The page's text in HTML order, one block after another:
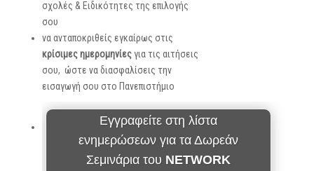
σχολές & Ειδικότητες της επιλογής
σου
να ανταποκριθείς εγκαίρως στις
κρίσιμες ημερομηνίεςγια τις αιτήσεις
σου, ώστε να διασφαλίσεις την
εισαγωγή σου στο Πανεπιστήμιο